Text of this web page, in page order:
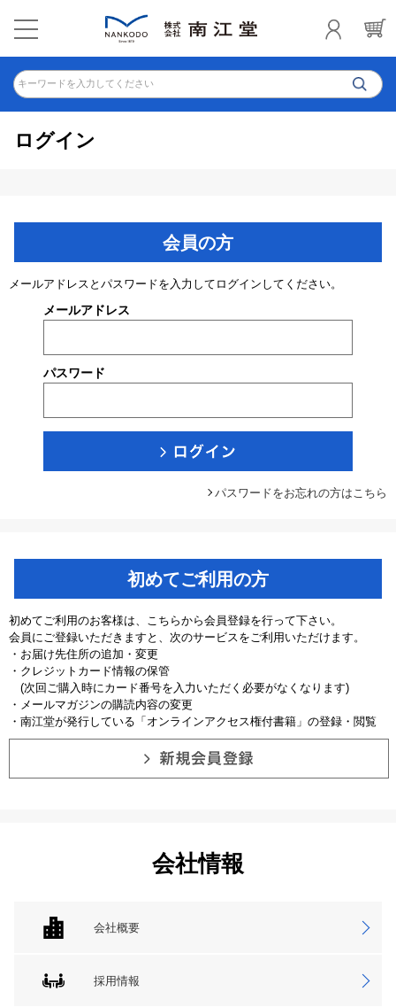
キーワードを入力してください
ログイン
会員の方
メールアドレスとパスワードを入力してログインしてください。
メールアドレス
パスワード
パスワードをお忘れの方はこちら
初めてご利用の方
初めてご利用のお客様は、こちらから会員登録を行って下さい。
会員にご登録いただきますと、次のサービスをご利用いただけます。
・お届け先住所の追加・変更
・クレジットカード情報の保管
(次回ご購入時にカード番号を入力いただく必要がなくなります)
・メールマガジンの購読内容の変更
・南江堂が発行している「オンラインアクセス権付書籍」の登録・閲覧
会社情報
会社概要
採用情報